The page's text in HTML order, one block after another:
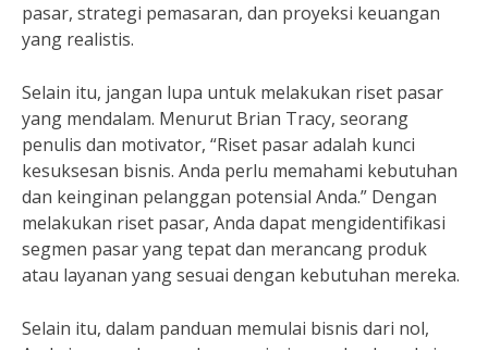
pasar, strategi pemasaran, dan proyeksi keuangan
yang realistis.
Selain itu, jangan lupa untuk melakukan riset pasar
yang mendalam. Menurut Brian Tracy, seorang
penulis dan motivator, “Riset pasar adalah kunci
kesuksesan bisnis. Anda perlu memahami kebutuhan
dan keinginan pelanggan potensial Anda.” Dengan
melakukan riset pasar, Anda dapat mengidentifikasi
segmen pasar yang tepat dan merancang produk
atau layanan yang sesuai dengan kebutuhan mereka.
Selain itu, dalam panduan memulai bisnis dari nol,